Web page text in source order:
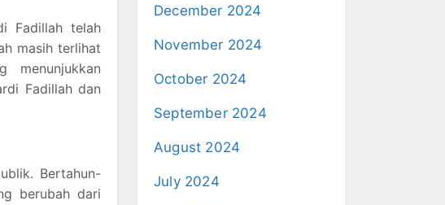
Fadillah telah
masih terlihat
menunjukkan
Fadillah dan
Bertahun-
berubah dari
December 2024
November 2024
October 2024
September 2024
August 2024
July 2024